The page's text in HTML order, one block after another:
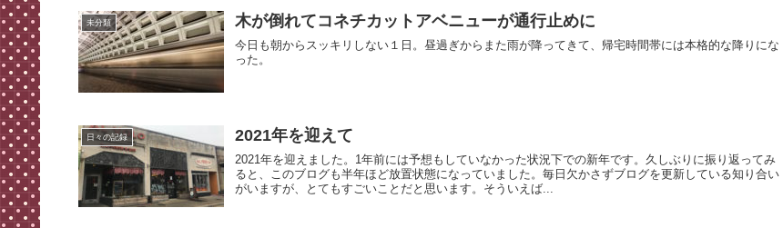
未分類 木が倒れてコネチカットアベニューが通行止めに
今日も朝からスッキリしない１日。昼過ぎからまた雨が降ってきて、帰宅時間帯には本格的な降りにな
った。
日々の記録 2021年を迎えて
2021年を迎えました。1年前には予想もしていなかった状況下での新年です。久しぶりに振り返ってみ
ると、このブログも半年ほど放置状態になっていました。毎日欠かさずブログを更新している知り合い
がいますが、とてもすごいことだと思います。そういえば...